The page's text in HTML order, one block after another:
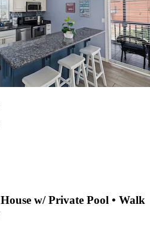
w/ Private Pool • Walk